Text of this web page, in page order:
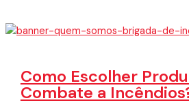
Como Escolher
Combate a